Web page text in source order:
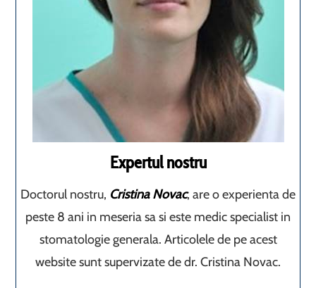
Expertul nostru
Doctorul nostru, Cristina Novac, are o experienta de
peste 8 ani in meseria sa si este medic specialist in
stomatologie generala. Articolele de pe acest
website sunt supervizate de dr. Cristina Novac.